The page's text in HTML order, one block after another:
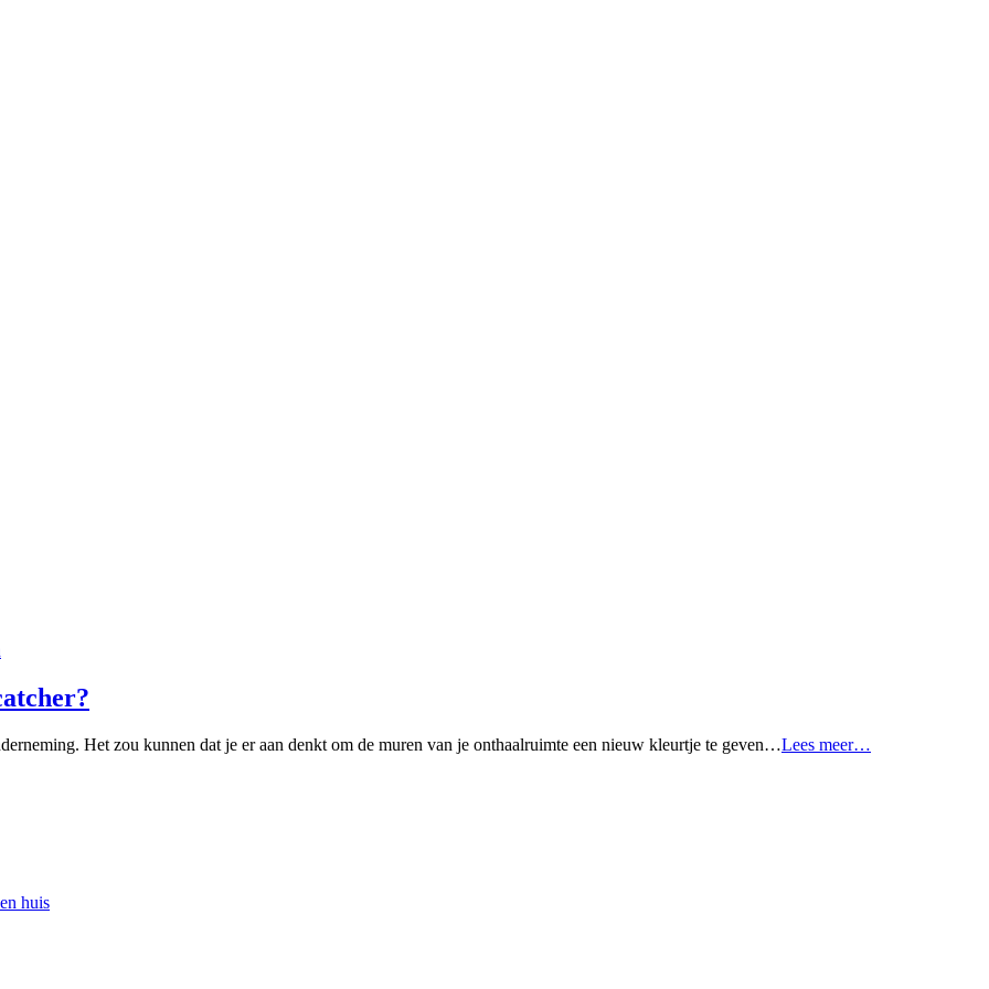
…
Het zou kunnen dat je er aan denkt om de muren van je onthaalruimte een nieuw kleurtje te geven…Lees meer…
huis